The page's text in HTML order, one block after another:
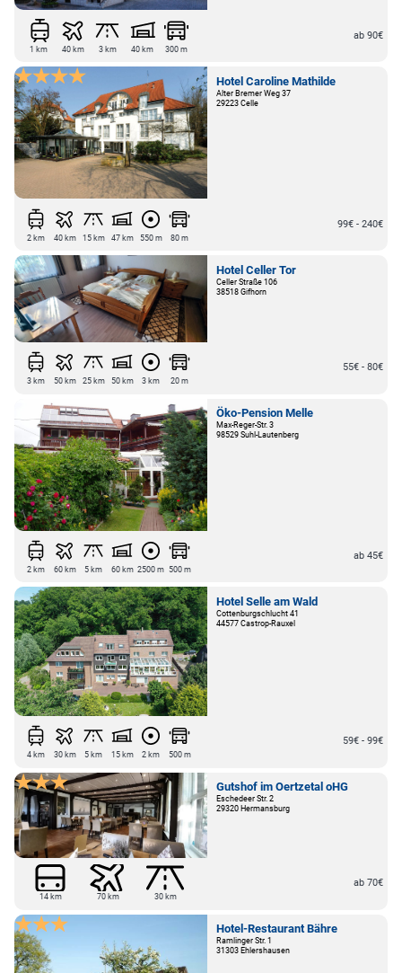
1 km 40 km 3 km 40 km 300 m
ab 90€
Hotel Caroline Mathilde
Alter Bremer Weg 37
29223 Celle
2 km 40 km 15 km 47 km 550 m 80 m
99€ - 240€
Hotel Celler Tor
Celler Straße 106
38518 Gifhorn
3 km 50 km 25 km 50 km 3 km 20 m
55€ - 80€
Öko-Pension Melle
Max-Reger-Str. 3
98529 Suhl-Lautenberg
2 km 60 km 5 km 60 km 2500 m 500 m
ab 45€
Hotel Selle am Wald
Cottenburgschlucht 41
44577 Castrop-Rauxel
4 km 30 km 5 km 15 km 2 km 500 m
59€ - 99€
Gutshof im Oertzetal oHG
Eschedeer Str. 2
29320 Hermansburg
14 km 70 km 30 km
ab 70€
Hotel-Restaurant Bähre
Ramlinger Str. 1
31303 Ehlershausen